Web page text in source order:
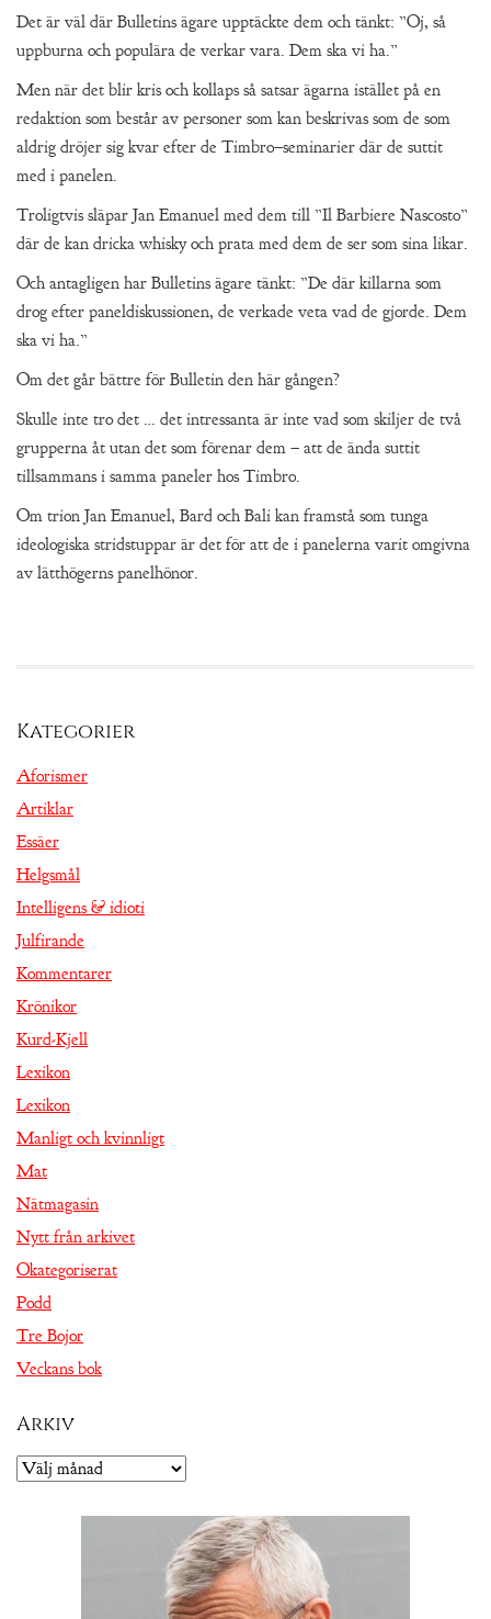
Det är väl där Bulletins ägare upptäckte dem och tänkt: ”Oj, så
uppburna och populära de verkar vara. Dem ska vi ha.”
Men när det blir kris och kollaps så satsar ägarna istället på en
redaktion som består av personer som kan beskrivas som de som
aldrig dröjer sig kvar efter de Timbro–seminarier där de suttit
med i panelen.
Troligtvis släpar Jan Emanuel med dem till ”Il Barbiere Nascosto”
där de kan dricka whisky och prata med dem de ser som sina likar.
Och antagligen har Bulletins ägare tänkt: ”De där killarna som
drog efter paneldiskussionen, de verkade veta vad de gjorde. Dem
ska vi ha.”
Om det går bättre för Bulletin den här gången?
Skulle inte tro det … det intressanta är inte vad som skiljer de två
grupperna åt utan det som förenar dem – att de ända suttit
tillsammans i samma paneler hos Timbro.
Om trion Jan Emanuel, Bard och Bali kan framstå som tunga
ideologiska stridstuppar är det för att de i panelerna varit omgivna
av lätthögerns panelhönor.
Kategorier
Aforismer
Artiklar
Essäer
Helgsmål
Intelligens & idioti
Julfirande
Kommentarer
Krönikor
Kurd-Kjell
Lexikon
Lexikon
Manligt och kvinnligt
Mat
Nätmagasin
Nytt från arkivet
Okategoriserat
Podd
Tre Bojor
Veckans bok
Arkiv
Arkiv